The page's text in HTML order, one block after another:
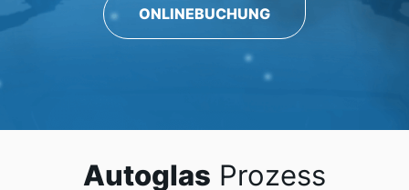
ONLINEBUCHUNG
Autoglas Prozess